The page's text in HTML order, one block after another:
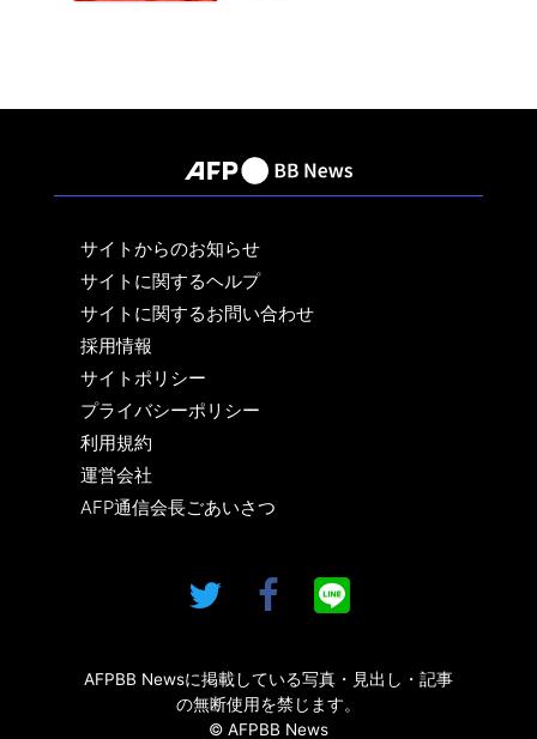
サイトからのお知らせ
サイトに関するヘルプ
サイトに関するお問い合わせ
採用情報
サイトポリシー
プライバシーポリシー
利用規約
運営会社
AFP通信会長ごあいさつ
AFPBB Newsに掲載している写真・見出し・記事
の無断使用を禁じます。
© AFPBB News